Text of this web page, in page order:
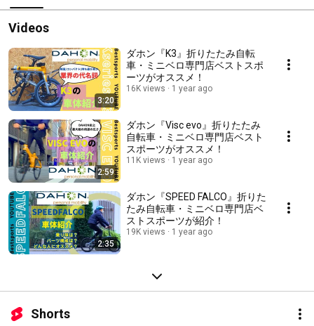
Videos
3:20
ダホン『K3』折りたたみ自転
車・ミニベロ専門店ベストスポ
ーツがオススメ！
16K views 1 year ago
2:59
ダホン『Visc evo』折りたたみ
自転車・ミニベロ専門店ベスト
スポーツがオススメ！
11K views 1 year ago
2:35
ダホン『SPEED FALCO』折りた
たみ自転車・ミニベロ専門店ベ
ストスポーツが紹介！
19K views 1 year ago
Shorts